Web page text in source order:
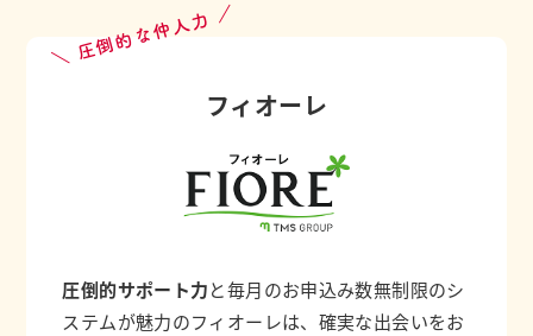
フィオーレ
圧倒的サポート力と毎月のお申込み数無制限のシ
ステムが魅力のフィオーレは、確実な出会いをお
＼ 圧倒的な仲人力 ／